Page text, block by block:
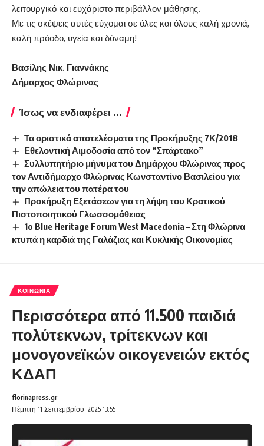
λειτουργικό και ευχάριστο περιβάλλον μάθησης.
Με τις σκέψεις αυτές εύχομαι σε όλες και όλους καλή χρονιά,
καλή πρόοδο, υγεία και δύναμη!
Βασίλης Νικ. Γιαννάκης
Δήμαρχος Φλώρινας
Ίσως να ενδιαφέρει ...
Τα οριστικά αποτελέσματα της Προκήρυξης 7Κ/2018
Εθελοντική Αιμοδοσία από τον “Σπάρτακο”
Συλλυπητήριο μήνυμα του Δημάρχου Φλώρινας προς
τον Αντιδήμαρχο Φλώρινας Κωνσταντίνο Βασιλείου για
την απώλεια του πατέρα του
Προκήρυξη Εξετάσεων για τη λήψη του Κρατικού
Πιστοποιητικού Γλωσσομάθειας
1o Blue Heritage Forum West Macedonia – Στη Φλώρινα
κτυπά η καρδιά της Γαλάζιας και Κυκλικής Οικονομίας
ΚΟΙΝΩΝΊΑ
Περισσότερα από 11.500 παιδιά
πολύτεκνων, τρίτεκνων και
μονογονεϊκών οικογενειών εκτός
ΚΔΑΠ
Πέμπτη 11 Σεπτεμβρίου, 2025 13:55
florinapress.gr